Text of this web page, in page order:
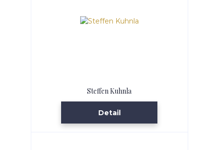
Steffen Kuhnla
Detail